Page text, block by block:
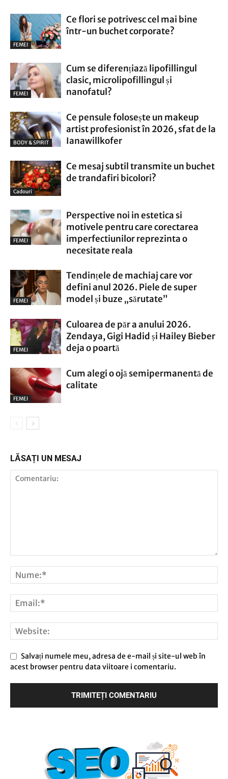
FEMEI
Ce flori se potrivesc cel mai bine
într-un buchet corporate?
FEMEI
Cum se diferențiază lipofillingul
clasic, microlipofillingul și
nanofatul?
BODY & SPIRIT
Ce pensule folosește un makeup
artist profesionist în 2026, sfat de la
Ianawillkofer
Cadouri
Ce mesaj subtil transmite un buchet
de trandafiri bicolori?
FEMEI
Perspective noi in estetica si
motivele pentru care corectarea
imperfectiunilor reprezinta o
necesitate reala
FEMEI
Tendințele de machiaj care vor
defini anul 2026. Piele de super
model și buze „sărutate”
FEMEI
Culoarea de păr a anului 2026.
Zendaya, Gigi Hadid și Hailey Bieber
deja o poartă
FEMEI
Cum alegi o ojă semipermanentă de
calitate
LĂSAȚI UN MESAJ
Salvați numele meu, adresa de e-mail și site-ul web în
acest browser pentru data viitoare i comentariu.